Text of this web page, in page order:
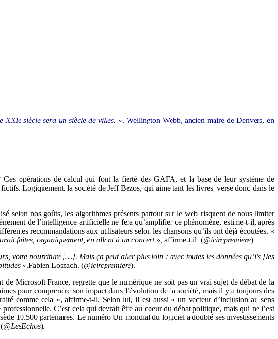
XXIe siècle sera un siècle de villes. ». Wellington Webb, ancien maire de Denvers, en
opérations de calcul qui font la fierté des GAFA, et la base de leur système de
Logiquement, la société de Jeff Bezos, qui aime tant les livres, verse donc dans le
selon nos goûts, les algorithmes présents partout sur le web risquent de nous limiter
de l’intelligence artificielle ne fera qu’amplifier ce phénomène, estime-t-il, après
recommandations aux utilisateurs selon les chansons qu’ils ont déjà écoutées. «
faites, organiquement, en allant à un concert», affirme-t-il. (@icircpremiere).
votre nourriture […]. Mais ça peut aller plus loin : avec toutes les données qu’ils [les
».Fabien Loszach. (@icircpremiere).
de Microsoft France, regrette que le numérique ne soit pas un vrai sujet de débat de la
pour comprendre son impact dans l’évolution de la société, mais il y a toujours des
comme cela », affirme-t-il. Selon lui, il est aussi « un vecteur d’inclusion au sens
C’est cela qui devrait être au coeur du débat politique, mais qui ne l’est
10.500 partenaires. Le numéro Un mondial du logiciel a doublé ses investissements
@LesEchos).